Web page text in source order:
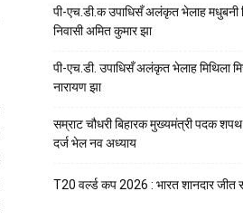
पी-एच.डी.क उपाधिसँ अलंकृत भेलाह मधुबनी
निवासी अमित कुमार झा
पी-एच.डी. उपाधिसँ अलंकृत भेलाह मिथिला
नारायण झा
सम्राट चौधरी बिहारक मुख्यमंत्री पदक
दर्ज भेल नव अध्याय
T20 वर्ल्ड कप 2026 : भारत शानदार